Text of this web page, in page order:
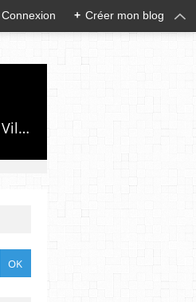
Connexion + Créer mon blog
Luttes émancipatrices,recherche du forum politico/social pour des alternatives,luttes urbaines #Droit à la Ville", #Paris #GrandParis,enjeux de la métropolisation,accès aux Archives publiques par Pierre Mansat,auteur‼️Ma vie rouge. Meutre au Grand Paris‼️[PUG]Association Josette & Maurice #Audin>bénevole Secours Populaire>Comité Laghouat-France>#Mumia #INTA